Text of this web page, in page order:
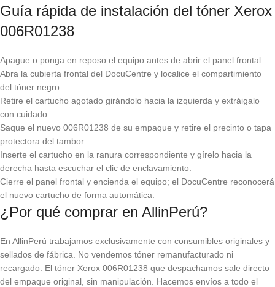
Guía rápida de instalación del tóner Xerox
006R01238
Apague o ponga en reposo el equipo antes de abrir el panel frontal.
Abra la cubierta frontal del DocuCentre y localice el compartimiento
del tóner negro.
Retire el cartucho agotado girándolo hacia la izquierda y extráigalo
con cuidado.
Saque el nuevo 006R01238 de su empaque y retire el precinto o tapa
protectora del tambor.
Inserte el cartucho en la ranura correspondiente y gírelo hacia la
derecha hasta escuchar el clic de enclavamiento.
Cierre el panel frontal y encienda el equipo; el DocuCentre reconocerá
el nuevo cartucho de forma automática.
¿Por qué comprar en AllinPerú?
En AllinPerú trabajamos exclusivamente con consumibles originales y
sellados de fábrica. No vendemos tóner remanufacturado ni
recargado. El tóner Xerox 006R01238 que despachamos sale directo
del empaque original, sin manipulación. Hacemos envíos a todo el